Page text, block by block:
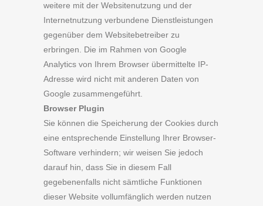
weitere mit der Websitenutzung und der
Internetnutzung verbundene Dienstleistungen
gegenüber dem Websitebetreiber zu
erbringen. Die im Rahmen von Google
Analytics von Ihrem Browser übermittelte IP-
Adresse wird nicht mit anderen Daten von
Google zusammengeführt.
Browser Plugin
Sie können die Speicherung der Cookies durch
eine entsprechende Einstellung Ihrer Browser-
Software verhindern; wir weisen Sie jedoch
darauf hin, dass Sie in diesem Fall
gegebenenfalls nicht sämtliche Funktionen
dieser Website vollumfänglich werden nutzen